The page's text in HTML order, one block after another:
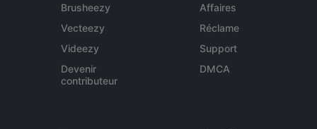
Brusheezy
Vecteezy
Videezy
Devenir
contributeur
Affaires
Réclame
Support
DMCA